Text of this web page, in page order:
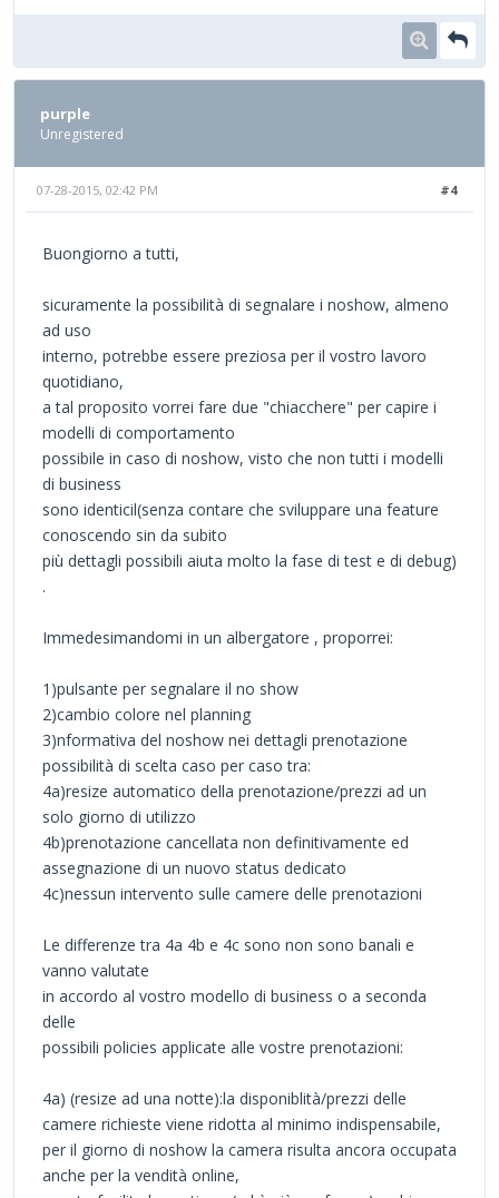
purple
Unregistered
#4
07-28-2015, 02:42 PM
Buongiorno a tutti,
sicuramente la possibilità di segnalare i noshow, almeno
ad uso
interno, potrebbe essere preziosa per il vostro lavoro
quotidiano,
a tal proposito vorrei fare due "chiacchere" per capire i
modelli di comportamento
possibile in caso di noshow, visto che non tutti i modelli
di business
sono identicil(senza contare che sviluppare una feature
conoscendo sin da subito
più dettagli possibili aiuta molto la fase di test e di debug)
.
Immedesimandomi in un albergatore , proporrei:
1)pulsante per segnalare il no show
2)cambio colore nel planning
3)nformativa del noshow nei dettagli prenotazione
possibilità di scelta caso per caso tra:
4a)resize automatico della prenotazione/prezzi ad un
solo giorno di utilizzo
4b)prenotazione cancellata non definitivamente ed
assegnazione di un nuovo status dedicato
4c)nessun intervento sulle camere delle prenotazioni
Le differenze tra 4a 4b e 4c sono non sono banali e
vanno valutate
in accordo al vostro modello di business o a seconda
delle
possibili policies applicate alle vostre prenotazioni:
4a) (resize ad una notte):la disponiblità/prezzi delle
camere richieste viene ridotta al minimo indispensabile,
per il giorno di noshow la camera risulta ancora occupata
anche per la vendità online,